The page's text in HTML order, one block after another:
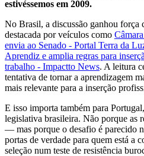
estivéssemos em 2009.
No Brasil, a discussão ganhou força
destacada por veículos como
envia ao Senado - Portal Terra da
Aprendiz e amplia regras para
trabalho - Impactto News. A leitura
tentativa de tornar a aprendizagem
mais relevante para a inserção
E isso importa também para
legislativa brasileira. Não porque as
— mas porque o desafio é parecido
portas de verdade para quem está a
seleção num teste de resistência